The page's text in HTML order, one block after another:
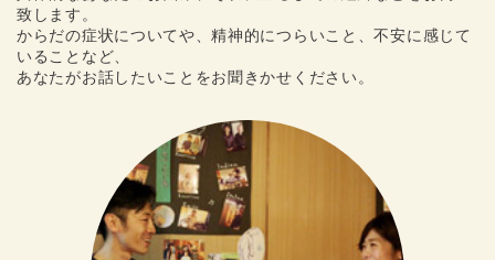
致します。
からだの症状についてや、精神的につらいこと、不安に感じて
いることなど、
あなたがお話したいことをお聞きかせください。